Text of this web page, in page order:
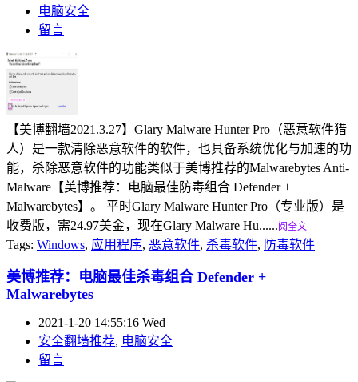
电脑安全
留言
【美博翻墙2021.3.27】Glary Malware Hunter Pro（恶意软件猎
人）是一款清除恶意软件的软件，也具备系统优化与加速的功
能，杀除恶意软件的功能类似于美博推荐的Malwarebytes Anti-
Malware【美博推荐：电脑最佳防毒组合 Defender +
Malwarebytes】。 平时Glary Malware Hunter Pro（专业版）是
收费版，需24.97美金，现在Glary Malware Hu......阅全文
Tags: Windows, 应用程序, 恶意软件, 杀毒软件, 防毒软件
美博推荐：电脑最佳杀毒组合 Defender +
Malwarebytes
2021-1-20 14:55:16 Wed
安全翻墙推荐, 电脑安全
留言